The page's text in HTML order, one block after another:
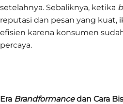
setelahnya. Sebaliknya, ketika
reputasi dan pesan yang kuat,
efisien karena konsumen
percaya.
Era Brandformancedan Cara